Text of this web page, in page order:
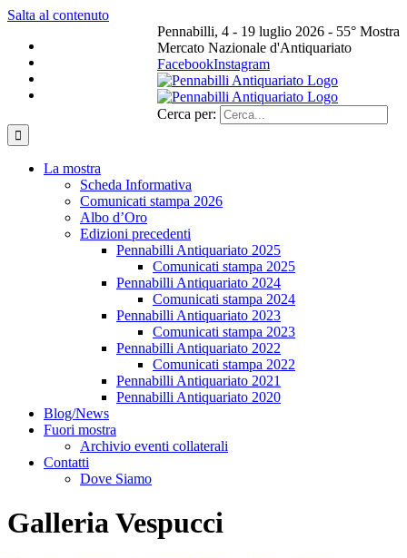
Salta al contenuto
Pennabilli, 4 - 19 luglio 2026 - 55° Mostra
Mercato Nazionale d'Antiquariato
FacebookInstagram
Cerca per:
La mostra
Scheda Informativa
Comunicati stampa 2026
Albo d’Oro
Edizioni precedenti
Pennabilli Antiquariato 2025
Comunicati stampa 2025
Pennabilli Antiquariato 2024
Comunicati stampa 2024
Pennabilli Antiquariato 2023
Comunicati stampa 2023
Pennabilli Antiquariato 2022
Comunicati stampa 2022
Pennabilli Antiquariato 2021
Pennabilli Antiquariato 2020
Blog/News
Fuori mostra
Archivio eventi collaterali
Contatti
Dove Siamo
Galleria Vespucci